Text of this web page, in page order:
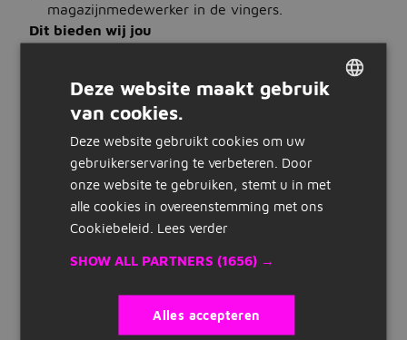
magazijnmedewerker in de vingers.
Dit bieden wij jou
maand;
Een fulltimebaan in de dagdienst;
Langdurige werkgelegenheid.
Ben jij de held in het magazijn waarnaar wij op zoek
zijn? Neem dan contact op met Fabian of solliciteer
via onderstaande button!
Bij voorkeur beheers je Nederlands
Snelle links
Inschrijven
Deze website maakt gebruik
van cookies.
Deze website gebruikt cookies om uw
gebruikerservaring te verbeteren. Door
onze website te gebruiken, stemt u in met
alle cookies in overeenstemming met ons
Cookiebeleid. Lees verder
SHOW ALL PARTNERS (1656) →
Alles accepteren